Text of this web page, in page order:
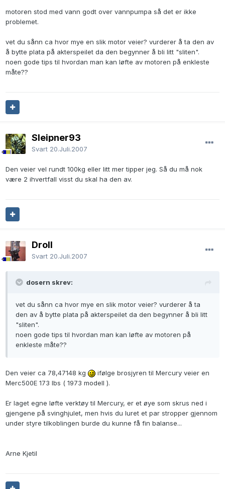
motoren stod med vann godt over vannpumpa så det er ikke
problemet.
vet du sånn ca hvor mye en slik motor veier? vurderer å ta den av
å bytte plata på akterspeilet da den begynner å bli litt "sliten".
noen gode tips til hvordan man kan løfte av motoren på enkleste
måte??
Sleipner93
Svart 20.Juli.2007
Den veier vel rundt 100kg eller litt mer tipper jeg. Så du må nok
være 2 ihvertfall visst du skal ha den av.
Droll
Svart 20.Juli.2007
dosern skrev:
vet du sånn ca hvor mye en slik motor veier? vurderer å ta
den av å bytte plata på akterspeilet da den begynner å bli litt
"sliten".
noen gode tips til hvordan man kan løfte av motoren på
enkleste måte??
Den veier ca 78,47148 kg
ifølge brosjyren til Mercury veier en
Merc500E 173 lbs ( 1973 modell ).
Er laget egne løfte verktøy til Mercury, er et øye som skrus ned i
gjengene på svinghjulet, men hvis du luret et par stropper gjennom
under styre tilkoblingen burde du kunne få fin balanse...
Arne Kjetil